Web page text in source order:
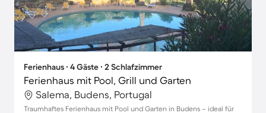
Ferienhaus ∙ 4 Gäste ∙ 2 Schlafzimmer
Ferienhaus mit Pool, Grill und Garten
Salema, Budens, Portugal
Traumhaftes Ferienhaus mit Pool und Garten in Budens – ideal für